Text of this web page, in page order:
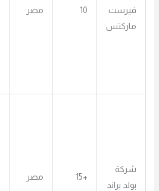
فيرست
ماركتس
10 مصر
شركة
بولد براند
+15 مصر